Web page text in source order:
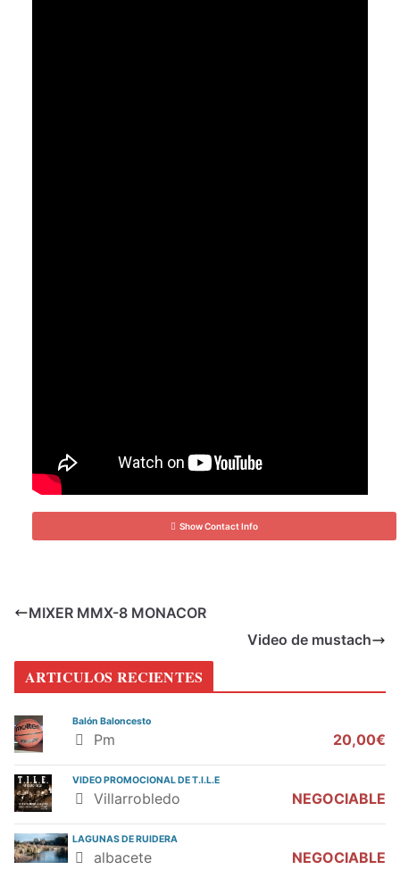
Show Contact Info
MIXER MMX-8 MONACOR
Video de mustach
ARTICULOS RECIENTES
Balón Baloncesto
Pm 20,00€
VIDEO PROMOCIONAL DE T.I.L.E
Villarrobledo NEGOCIABLE
LAGUNAS DE RUIDERA
albacete NEGOCIABLE